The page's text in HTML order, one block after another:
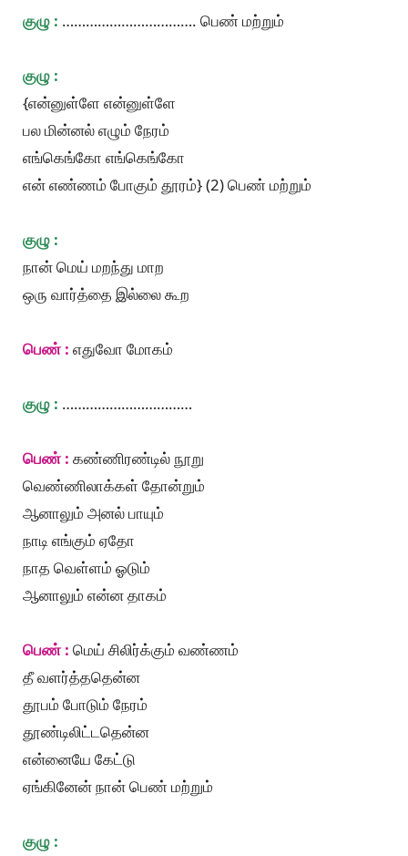
குழு : ……………………………. பெண் மற்றும்
குழு :
{என்னுள்ளே என்னுள்ளே
பல மின்னல் எழும் நேரம்
எங்கெங்கோ எங்கெங்கோ
என் எண்ணம் போகும் தூரம்} (2) பெண் மற்றும்
குழு :
நான் மெய் மறந்து மாற
ஒரு வார்த்தை இல்லை கூற
பெண் : எதுவோ மோகம்
குழு : ……………………………
பெண் : கண்ணிரண்டில் நூறு
வெண்ணிலாக்கள் தோன்றும்
ஆனாலும் அனல் பாயும்
நாடி எங்கும் ஏதோ
நாத வெள்ளம் ஓடும்
ஆனாலும் என்ன தாகம்
பெண் : மெய் சிலிர்க்கும் வண்ணம்
தீ வளர்த்ததென்ன
தூபம் போடும் நேரம்
தூண்டிலிட்டதென்ன
என்னையே கேட்டு
ஏங்கினேன் நான் பெண் மற்றும்
குழு :